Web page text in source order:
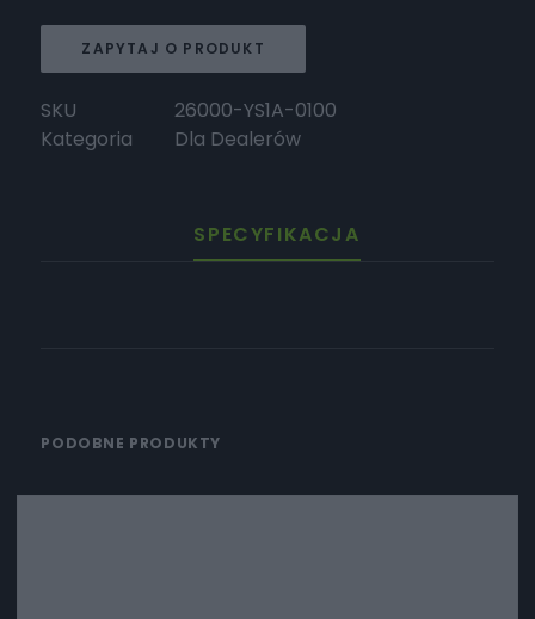
ZAPYTAJ O PRODUKT
SKU
26000-YS1A-0100
Kategoria
Dla Dealerów
SPECYFIKACJA
PODOBNE PRODUKTY